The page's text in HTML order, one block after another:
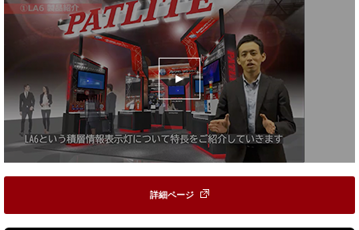
詳細ページ